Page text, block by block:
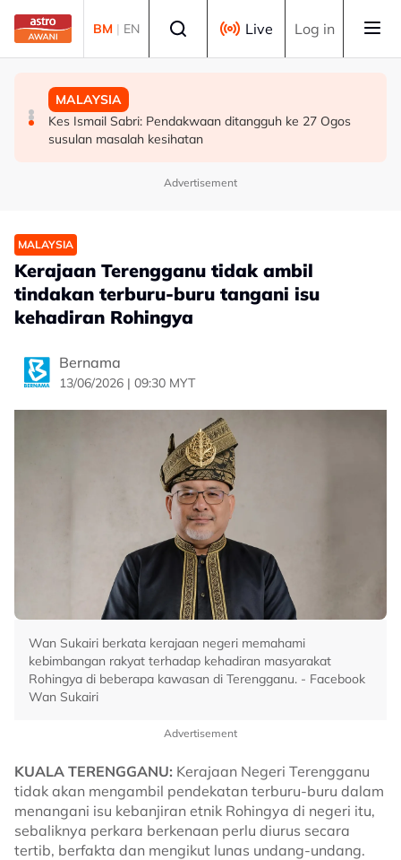
Skip to main content
BM | EN Live Log in
BISNES
Bursa Malaysia dibuka rendah, menjejaki penyusutan
semalaman Wall Street
MALAYSIA
Bekas Ketua Hakim Negara Tun Mohamed Eusoff Chin
meninggal dunia pada usia 91 tahun
MALAYSIA
Kes Ismail Sabri: Pendakwaan ditangguh ke 27 Ogos
susulan masalah kesihatan
Advertisement
MALAYSIA
Kerajaan Terengganu tidak ambil
tindakan terburu-buru tangani isu
kehadiran Rohingya
Bernama
13/06/2026 | 09:30 MYT
Wan Sukairi berkata kerajaan negeri memahami
kebimbangan rakyat terhadap kehadiran masyarakat
Rohingya di beberapa kawasan di Terengganu. - Facebook
Wan Sukairi
Advertisement
KUALA TERENGGANU: Kerajaan Negeri Terengganu
tidak akan mengambil pendekatan terburu-buru dalam
menangani isu kebanjiran etnik Rohingya di negeri itu,
sebaliknya perkara berkenaan perlu diurus secara
tertib, berfakta dan mengikut lunas undang-undang.